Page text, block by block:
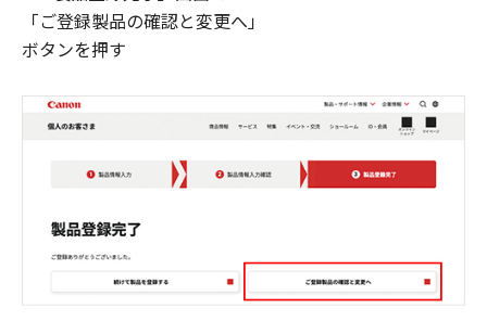
「ご登録製品の確認と変更へ」
ボタンを押す